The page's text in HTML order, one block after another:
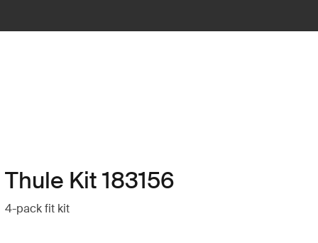
Thule Kit 183156
4-pack fit kit